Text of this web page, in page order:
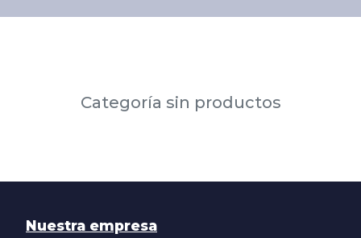
Categoría sin productos
Nuestra empresa